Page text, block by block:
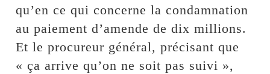
qu’en ce qui concerne la condamnation
au paiement d’amende de dix millions.
Et le procureur général, précisant que
« ça arrive qu’on ne soit pas suivi »,